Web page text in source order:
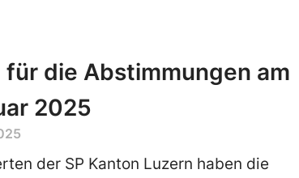
für die Abstimmungen am
2025
der SP Kanton Luzern haben die